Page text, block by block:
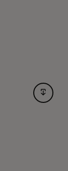
opens